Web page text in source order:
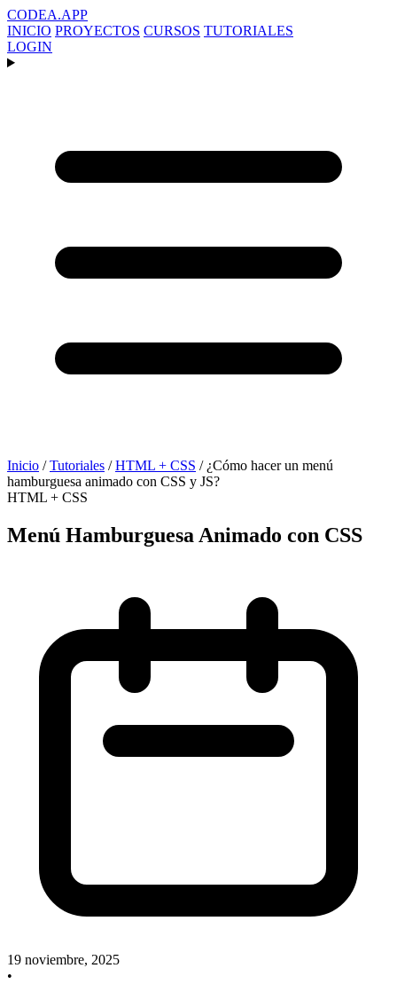
CODEA.APP
INICIO PROYECTOS CURSOS TUTORIALES
LOGIN
Inicio / Tutoriales / HTML + CSS / ¿Cómo hacer un menú
hamburguesa animado con CSS y JS?
HTML + CSS
Menú Hamburguesa Animado con CSS
19 noviembre, 2025
•